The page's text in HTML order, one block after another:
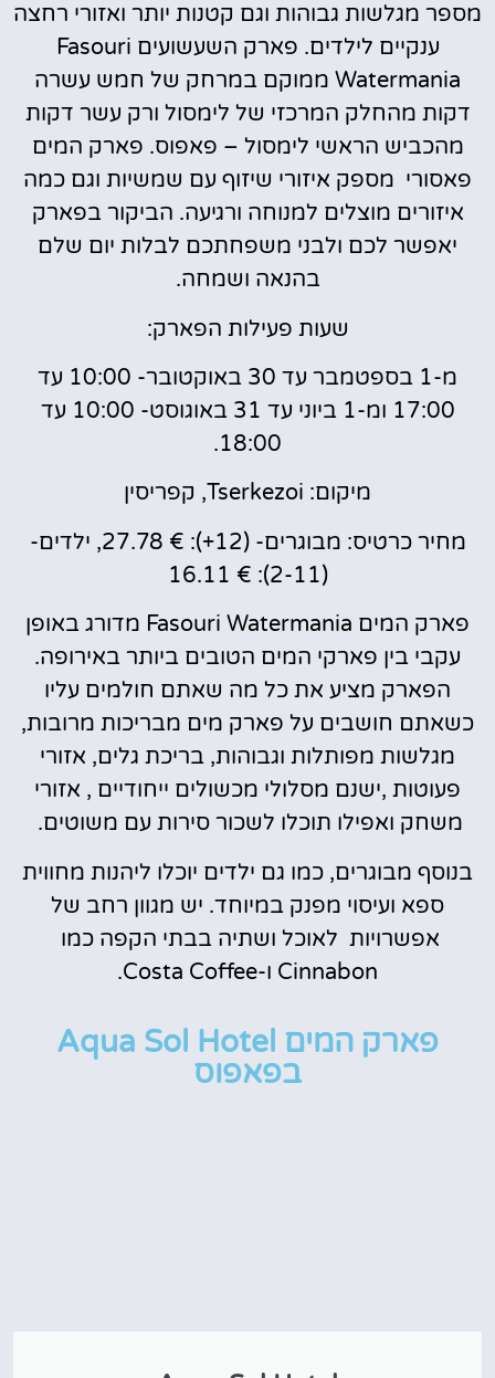
מספר מגלשות גבוהות וגם קטנות יותר ואזורי רחצה
ענקיים לילדים. פארק השעשועים Fasouri
Watermania ממוקם במרחק של חמש עשרה
דקות מהחלק המרכזי של לימסול ורק עשר דקות
מהכביש הראשי לימסול – פאפוס. פארק המים
פאסורי מספק איזורי שיזוף עם שמשיות וגם כמה
איזורים מוצלים למנוחה ורגיעה. הביקור בפארק
יאפשר לכם ולבני משפחתכם לבלות יום שלם
בהנאה ושמחה.
שעות פעילות הפארק:
מ-1 בספטמבר עד 30 באוקטובר- 10:00 עד
17:00 ומ-1 ביוני עד 31 באוגוסט- 10:00 עד
18:00.
מיקום: Tserkezoi, קפריסין
מחיר כרטיס: מבוגרים- (12+): € 27.78, ילדים-
(2-11): € 16.11
פארק המים Fasouri Watermania מדורג באופן
עקבי בין פארקי המים הטובים ביותר באירופה.
הפארק מציע את כל מה שאתם חולמים עליו
כשאתם חושבים על פארק מים מבריכות מרובות,
מגלשות מפותלות וגבוהות, בריכת גלים, אזורי
פעוטות ,ישנם מסלולי מכשולים ייחודיים , אזורי
משחק ואפילו תוכלו לשכור סירות עם משוטים.
בנוסף מבוגרים, כמו גם ילדים יוכלו ליהנות מחווית
ספא ועיסוי מפנק במיוחד. יש מגוון רחב של
אפשרויות לאוכל ושתיה בבתי הקפה כמו
Cinnabon ו-Costa Coffee.
פארק המים Aqua Sol Hotel
בפאפוס